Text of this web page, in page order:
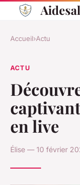
Accueil›Actu
ACTU
en live
Élise — 10 février